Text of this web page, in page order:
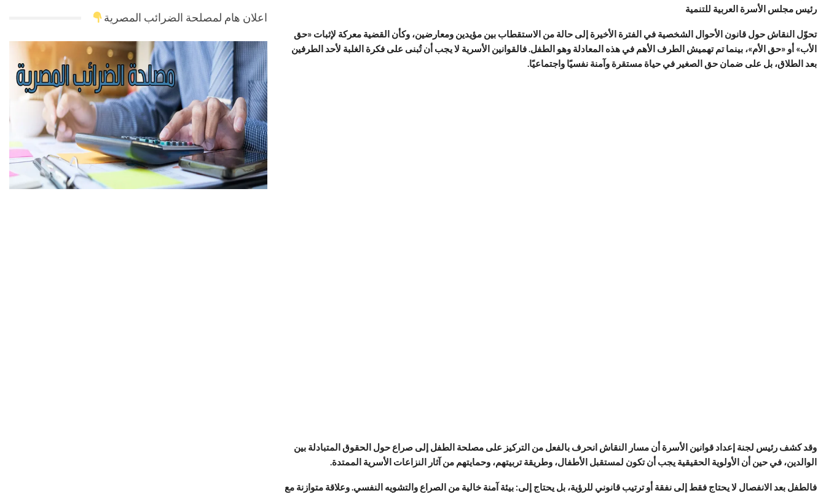
رئيس مجلس الأسرة العربية للتنمية
تحوّل النقاش حول قانون الأحوال الشخصية في الفترة الأخيرة إلى حالة من الاستقطاب بين مؤيدين ومعارضين، وكأن القضية معركة لإثبات «حق
الأب» أو «حق الأم»، بينما تم تهميش الطرف الأهم في هذه المعادلة وهو الطفل. فالقوانين الأسرية لا يجب أن تُبنى على فكرة الغلبة لأحد الطرفين
بعد الطلاق، بل على ضمان حق الصغير في حياة مستقرة وآمنة نفسيًا واجتماعيًا.
وقد كشف رئيس لجنة إعداد قوانين الأسرة أن مسار النقاش انحرف بالفعل من التركيز على مصلحة الطفل إلى صراع حول الحقوق المتبادلة بين
الوالدين، في حين أن الأولوية الحقيقية يجب أن تكون لمستقبل الأطفال، وطريقة تربيتهم، وحمايتهم من آثار النزاعات الأسرية الممتدة.
فالطفل بعد الانفصال لا يحتاج فقط إلى نفقة أو ترتيب قانوني للرؤية، بل يحتاج إلى: بيئة آمنة خالية من الصراع والتشويه النفسي. وعلاقة متوازنة مع
اعلان هام لمصلحة الضرائب المصرية